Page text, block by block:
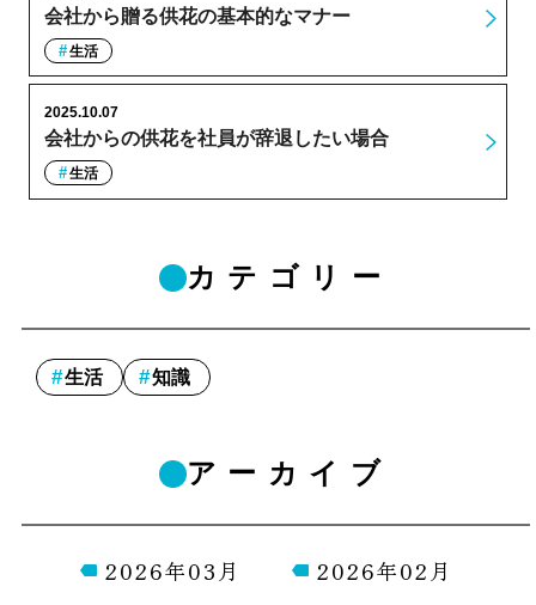
会社から贈る供花の基本的なマナー
生活
会社からの供花を社員が辞退したい場合
2025.10.07
生活
カテゴリー
生活 知識
アーカイブ
2026年03月
2026年02月